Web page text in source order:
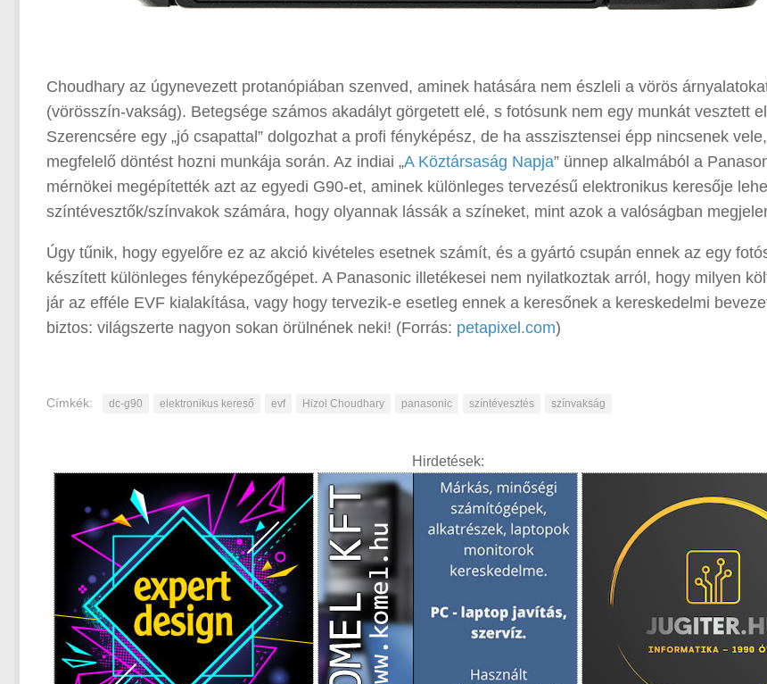
Choudhary az úgynevezett protanópiában szenved, aminek hatására nem észleli a vörös
(vörösszín-vakság). Betegsége számos akadályt görgetett elé, s fotósunk nem egy munkát vesztett
Szerencsére egy „jó csapattal” dolgozhat a profi fényképész, de ha asszisztensei épp nincsenek
megfelelő döntést hozni munkája során. Az indiai „A Köztársaság Napja” ünnep alkalmából a
mérnökei megépítették azt az egyedi G90-et, aminek különleges tervezésű elektronikus keresője
színtévesztők/színvakok számára, hogy olyannak lássák a színeket, mint azok a valóságban
Úgy tűnik, hogy egyelőre ez az akció kivételes esetnek számít, és a gyártó csupán ennek az egy
készített különleges fényképezőgépet. A Panasonic illetékesei nem nyilatkoztak arról, hogy milyen
jár az efféle EVF kialakítása, vagy hogy tervezik-e esetleg ennek a keresőnek a kereskedelmi
biztos: világszerte nagyon sokan örülnének neki! (Forrás: petapixel.com)
Címkék: dc-g90 elektronikus kereső evf Hizol Choudhary panasonic színtévesztés színvakság
Hirdetések: